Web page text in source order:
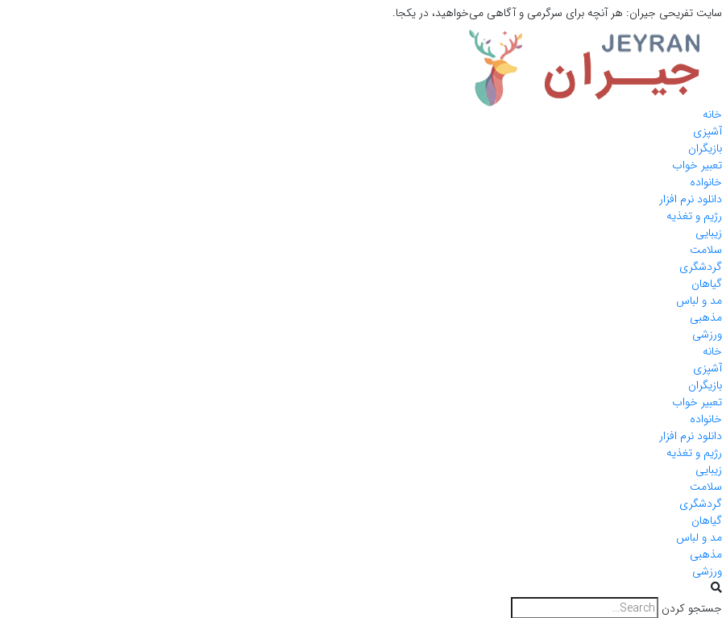
سایت تفریحی جیران: هر آنچه برای سرگرمی و آگاهی می‌خواهید، در یکجا.
خانه
آشپزی
بازیگران
تعبیر خواب
خانواده
دانلود نرم افزار
رژیم و تغذیه
زیبایی
سلامت
گردشگری
گیاهان
مد و لباس
مذهبی
ورزشی
خانه
آشپزی
بازیگران
تعبیر خواب
خانواده
دانلود نرم افزار
رژیم و تغذیه
زیبایی
سلامت
گردشگری
گیاهان
مد و لباس
مذهبی
ورزشی
جستجو کردن